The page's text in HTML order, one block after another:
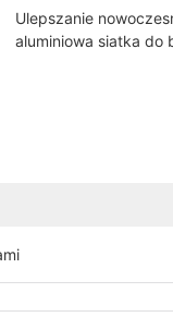
Ulepszanie
aluminiowa siatka do